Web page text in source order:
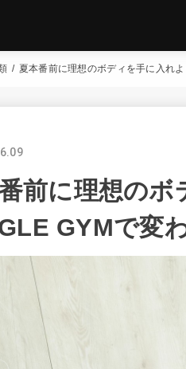
夏本番前に理想のボディを手に入れ
前に理想のボ
GYMで変